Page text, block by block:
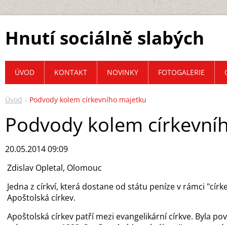
Hnutí sociálně slabých
Úvod Podvody kolem církevního majetku
Podvody kolem
20.05.2014 09:09
Zdislav Opletal, Olomouc
Jedna z církví, která dostane od státu peníze v rámci
Apoštolská církev.
Apoštolská církev patří mezi evangelikární církve. Byla
ÚVOD KONTAKT NOVINKY FOTOGALERIE